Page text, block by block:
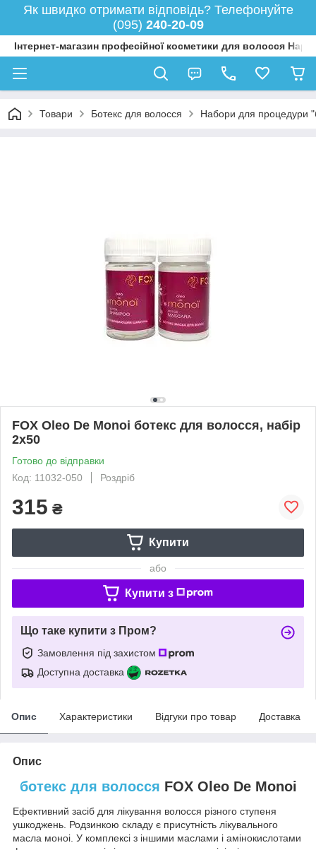
Як швидко отримати відповідь? Телефонуйте
(095) 240-20-09
Інтернет-магазин професійної косметики для волосся
Товари Ботекс для волосся Набори для процедури
FOX Oleo De Monoi ботекс для волосся, набір
2х50
Готово до відправки
Код: 11032-050
Роздріб
315 ₴
Купити
або
Купити з
Що таке купити з Пром?
Замовлення під захистом
Доступна доставка
Опис Характеристики Відгуки про товар Доставка
Опис
ботекс для волосся FOX Oleo De Monoi
Ефективний засіб для лікування волосся різного ступеня
ушкоджень. Родзинкою складу є присутність лікувального
масла моноі. У комплексі з іншими маслами і амінокислотами